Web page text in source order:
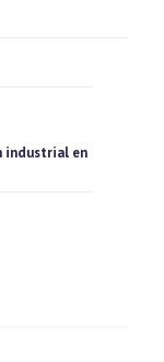
industrial en